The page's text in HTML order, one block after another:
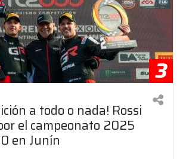
3
a todo o nada! Rossi
el campeonato 2025
en Junín